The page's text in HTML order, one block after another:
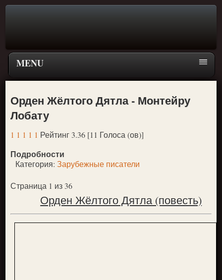
MENU
Главная страница
Поиск
ПЕРЕЙТИ К ГЛАВНОМУ МЕНЮ СКАЗОК
Новое
Популярное
Орден Жёлтого Дятла - Монтейру
Лобату
1 1 1 1 1 Рейтинг 3.36 [11 Голоса (ов)]
Подробности
Категория:Зарубежные писатели
Страница 1 из 36
Орден Жёлтого Дятла (повесть)